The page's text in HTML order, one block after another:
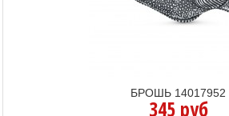
БРОШЬ 14017952
345 руб